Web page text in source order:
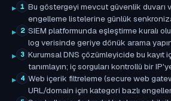
1 Bu göstergeyi mevcut güvenlik duvarı
engelleme listelerine günlük
2 SIEM platformunda eşleştirme kuralı
log verisinde geriye dönük arama
3 Kurumsal DNS çözümleyicide bu kayıt
tanımlayın; iç sorguları kontrollü bir
4 Web içerik filtreleme (secure web
URL/domain için kategori bazlı